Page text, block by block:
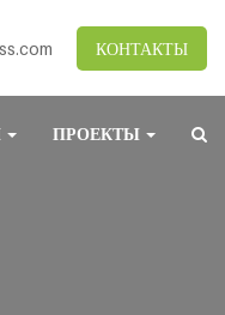
КОНТАКТЫ
ПРОЕКТЫ